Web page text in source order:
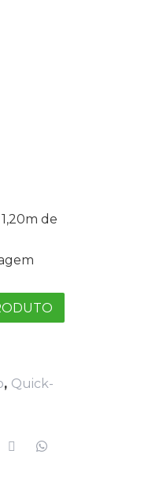
de
, Quick-